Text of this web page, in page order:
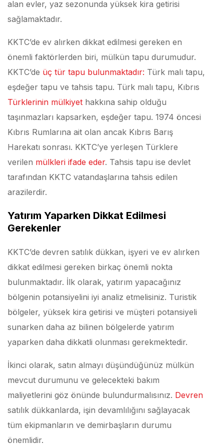
alan evler, yaz sezonunda yüksek kira getirisi
sağlamaktadır.
KKTC’de ev alırken dikkat edilmesi gereken en
önemli faktörlerden biri, mülkün tapu durumudur.
KKTC’de üç tür tapu bulunmaktadır: Türk malı tapu,
eşdeğer tapu ve tahsis tapu. Türk malı tapu, Kıbrıs
Türklerinin mülkiyet hakkına sahip olduğu
taşınmazları kapsarken, eşdeğer tapu. 1974 öncesi
Kıbrıs Rumlarına ait olan ancak Kıbrıs Barış
Harekatı sonrası. KKTC’ye yerleşen Türklere
verilen mülkleri ifade eder. Tahsis tapu ise devlet
tarafından KKTC vatandaşlarına tahsis edilen
arazilerdir.
Yatırım Yaparken Dikkat Edilmesi
Gerekenler
KKTC’de devren satılık dükkan, işyeri ve ev alırken
dikkat edilmesi gereken birkaç önemli nokta
bulunmaktadır. İlk olarak, yatırım yapacağınız
bölgenin potansiyelini iyi analiz etmelisiniz. Turistik
bölgeler, yüksek kira getirisi ve müşteri potansiyeli
sunarken daha az bilinen bölgelerde yatırım
yaparken daha dikkatli olunması gerekmektedir.
İkinci olarak, satın almayı düşündüğünüz mülkün
mevcut durumunu ve gelecekteki bakım
maliyetlerini göz önünde bulundurmalısınız. Devren
satılık dükkanlarda, işin devamlılığını sağlayacak
tüm ekipmanların ve demirbaşların durumu
önemlidir.